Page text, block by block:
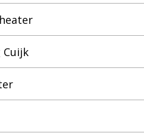
Cuijk